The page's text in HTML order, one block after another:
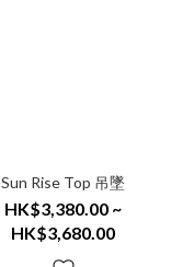
Sun Rise Top 吊墜
HK$3,380.00 ~
HK$3,680.00